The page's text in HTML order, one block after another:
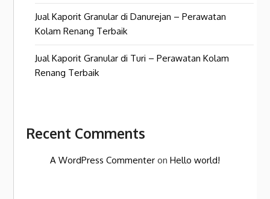
Jual Kaporit Granular di Danurejan – Perawatan
Kolam Renang Terbaik
Jual Kaporit Granular di Turi – Perawatan Kolam
Renang Terbaik
Recent Comments
A WordPress Commenter onHello world!